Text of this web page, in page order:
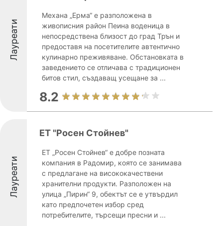
Лауреати
Механа „Ерма“ е разположена в
живописния район Пеина воденица в
непосредствена близост до град Трън и
предоставя на посетителите автентично
кулинарно преживяване. Обстановката в
заведението се отличава с традиционен
битов стил, създаващ усещане за ...
8.2
Лауреати
ЕТ "Росен Стойнев"
ЕТ „Росен Стойнев“ е добре позната
компания в Радомир, която се занимава
с предлагане на висококачествени
хранителни продукти. Разположен на
улица „Пирин“ 9, обектът се е утвърдил
като предпочетен избор сред
потребителите, търсещи пресни и ...